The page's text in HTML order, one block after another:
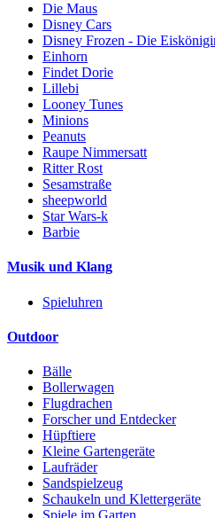
Die Maus
Disney Cars
Disney Frozen - Die
Einhorn
Findet Dorie
Lillebi
Looney Tunes
Minions
Peanuts
Raupe Nimmersatt
Ritter Rost
Sesamstraße
sheepworld
Star Wars-k
Barbie
Musik und Klang
Spieluhren
Outdoor
Bälle
Bollerwagen
Flugdrachen
Forscher und Entdecker
Hüpftiere
Kleine Gartengeräte
Laufräder
Sandspielzeug
Schaukeln und Klettergeräte